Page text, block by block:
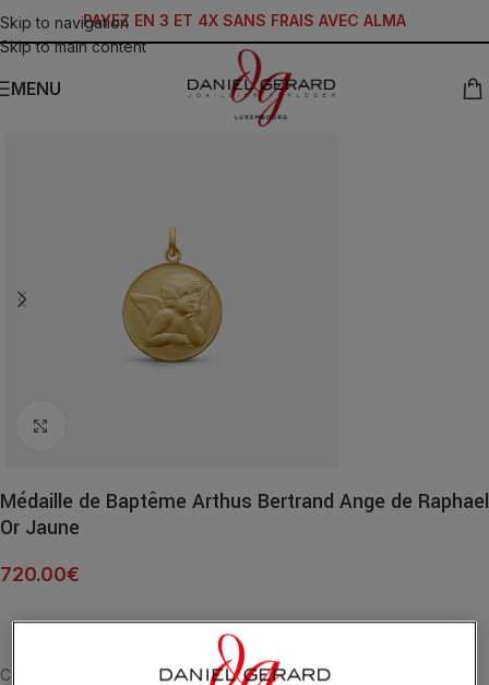
Skip to navigation
Skip to main content
PAYEZ EN 3 ET 4X SANS FRAIS AVEC ALMA
MENU
Médaille de Baptême Arthus Bertrand Ange de Raphael
Or Jaune
720.00€
Cette médaille de forme ronde à la finition sablée est en Or Jaune